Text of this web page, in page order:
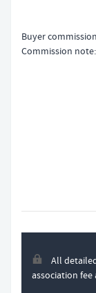
Buyer commission
Commission note
All
association